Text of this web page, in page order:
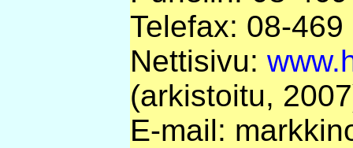
Telefax: 08-469
Nettisivu:
(arkistoitu,
E-mail: